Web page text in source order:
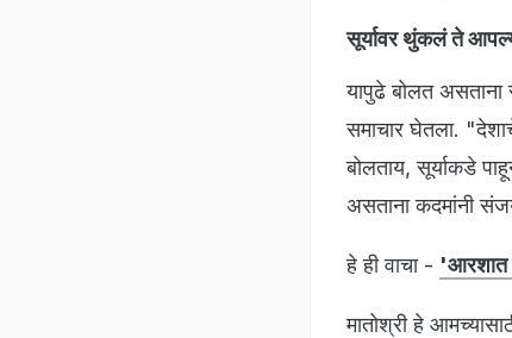
सूर्यावर थुंकलं ते
यापुढे बोलत असताना
समाचार घेतला.
बोलताय, सूर्याकडे
असताना कदमांनी
हे ही वाचा - 'आरशात
मातोश्री हे